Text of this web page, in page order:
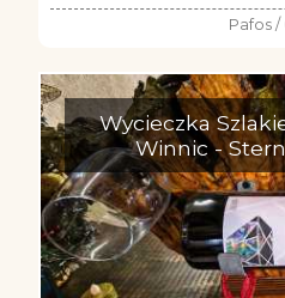
Pafos /
Wycieczka
Winnic -